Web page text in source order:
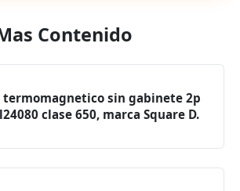
Contenido
sin gabinete 2p
clase 650, marca Square D.